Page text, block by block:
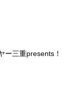
ー三重presents！